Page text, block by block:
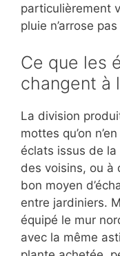
particulièrement
pluie n’arrose
Ce que les
changent à
La division
mottes qu’on
éclats issus de
des voisins, ou à
bon moyen
entre jardiniers.
équipé le mur
avec la même